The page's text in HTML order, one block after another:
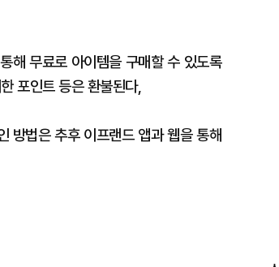
해 무료로 아이템을 구매할 수 있도록
포인트 등은 환불된다,
방법은 추후 이프랜드 앱과 웹을 통해